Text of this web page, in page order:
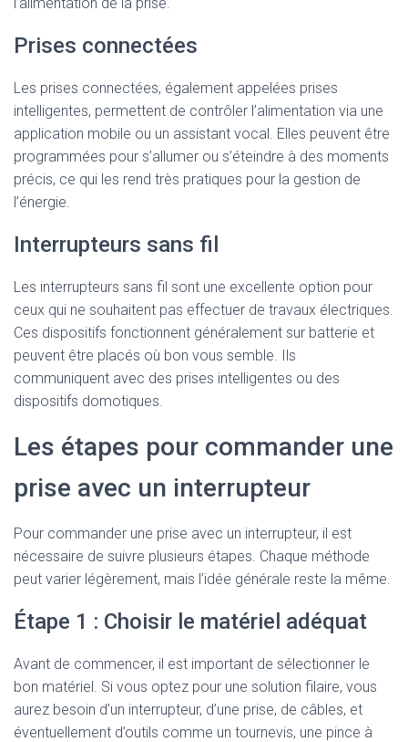
Prises connectées
Les prises connectées, également appelées prises
intelligentes, permettent de contrôler l’alimentation via une
application mobile ou un assistant vocal. Elles peuvent être
programmées pour s’allumer ou s’éteindre à des moments
précis, ce qui les rend très pratiques pour la gestion de
l’énergie.
Interrupteurs sans fil
Les interrupteurs sans fil sont une excellente option pour
ceux qui ne souhaitent pas effectuer de travaux électriques.
Ces dispositifs fonctionnent généralement sur batterie et
peuvent être placés où bon vous semble. Ils
communiquent avec des prises intelligentes ou des
dispositifs domotiques.
Les étapes pour commander une
prise avec un interrupteur
Pour commander une prise avec un interrupteur, il est
nécessaire de suivre plusieurs étapes. Chaque méthode
peut varier légèrement, mais l’idée générale reste la même.
Étape 1 : Choisir le matériel adéquat
Avant de commencer, il est important de sélectionner le
bon matériel. Si vous optez pour une solution filaire, vous
aurez besoin d’un interrupteur, d’une prise, de câbles, et
éventuellement d’outils comme un tournevis, une pince à